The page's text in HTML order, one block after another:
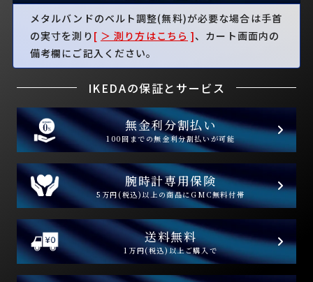
メタルバンドのベルト調整(無料)が必要な場合は手首
の実寸を測り [ ＞ 測り方はこちら ]、カート画面内の
備考欄にご記入ください。
IKEDAの保証とサービス
無金利分割払い
100回までの無金利分割払いが可能
腕時計専用保険
5万円(税込)以上の商品にGMC無料付帯
送料無料
1万円(税込)以上ご購入で